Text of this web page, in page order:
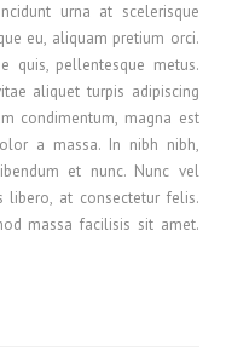
urna at scelerisque
eu, aliquam pretium orci.
quis, pellentesque metus.
aliquet turpis adipiscing
condimentum, magna est
a massa. In nibh nibh,
et nunc. Nunc vel
libero, at consectetur felis.
massa facilisis sit amet.